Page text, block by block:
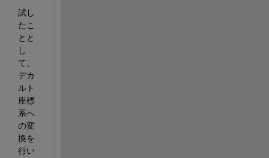
試し
たこ
とと
し
て、
デカ
ルト
座標
系へ
の変
換を
行い